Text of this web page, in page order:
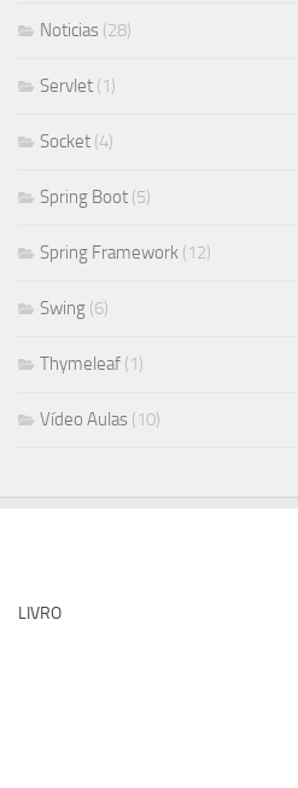
Noticias (28)
Servlet (1)
Socket (4)
Spring Boot (5)
Spring Framework (12)
Swing (6)
Thymeleaf (1)
Vídeo Aulas (10)
LIVRO